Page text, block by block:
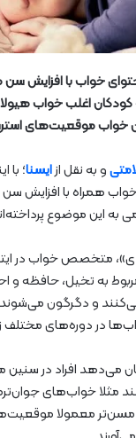
خواب‌ با افزایش
کودکان اغلب خواب
خواب موقعیت‌های
و به نقل ازایسنا؛ با
همراه با افزایش
این موضوع
متخصص خواب در
به تخیل، حافظه و
و دگرگون
در دوره‌های
می‌دهد افراد در
مثلا خواب‌های
مسن‌تر معمولا